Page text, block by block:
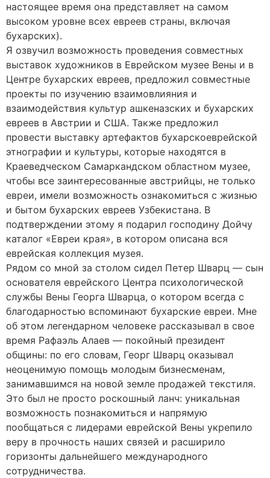
настоящее время она представляет на самом
высоком уровне всех евреев страны, включая
бухарских).
Я озвучил возможность проведения совместных
выставок художников в Еврейском музее Вены и в
Центре бухарских евреев, предложил совместные
проекты по изучению взаимовлияния и
взаимодействия культур ашкеназских и бухарских
евреев в Австрии и США. Также предложил
провести выставку артефактов бухарскоеврейской
этнографии и культуры, которые находятся в
Краеведческом Самаркандском областном музее,
чтобы все заинтересованные австрийцы, не только
евреи, имели возможность ознакомиться с жизнью
и бытом бухарских евреев Узбекистана. В
подтверждении этому я подарил господину Дойчу
каталог «Евреи края», в котором описана вся
еврейская коллекция музея.
Рядом со мной за столом сидел Петер Шварц — сын
основателя еврейского Центра психологической
службы Вены Георга Шварца, о котором всегда с
благодарностью вспоминают бухарские евреи. Мне
об этом легендарном человеке рассказывал в свое
время Рафаэль Алаев — покойный президент
общины: по его словам, Георг Шварц оказывал
неоценимую помощь молодым бизнесменам,
занимавшимся на новой земле продажей текстиля.
Это был не просто роскошный ланч: уникальная
возможность познакомиться и напрямую
пообщаться с лидерами еврейской Вены укрепило
веру в прочность наших связей и расширило
горизонты дальнейшего международного
сотрудничества.